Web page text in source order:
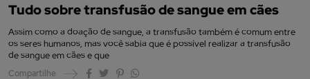
Tudo sobre transfusão de sangue em cães
Assim como a doação de sangue, a transfusão também é comum entre
os seres humanos, mas você sabia que é possível realizar a transfusão
de sangue em cães e que
Compartilhe